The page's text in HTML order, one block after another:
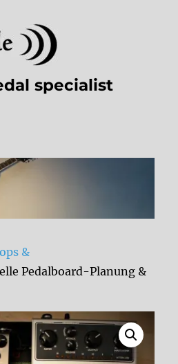
specialist
&
Pedalboard-Planung &